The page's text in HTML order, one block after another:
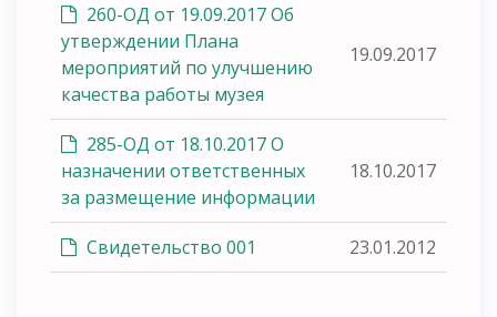
260-ОД от 19.09.2017 Об
утверждении Плана
мероприятий по улучшению
качества работы музея
19.09.2017
285-ОД от 18.10.2017 О
назначении ответственных
за размещение информации
18.10.2017
Свидетельство 001 23.01.2012